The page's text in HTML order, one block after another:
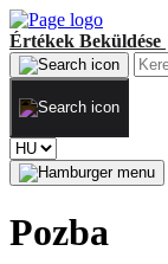
Értékek Beküldése
Pozba